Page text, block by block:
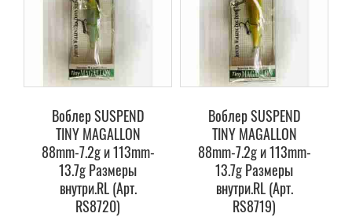
Воблер SUSPEND
TINY MAGALLON
88mm-7.2g и 113mm-
13.7g Размеры
внутри.RL (Арт.
RS8720)
Воблер SUSPEND
TINY MAGALLON
88mm-7.2g и 113mm-
13.7g Размеры
внутри.RL (Арт.
RS8719)